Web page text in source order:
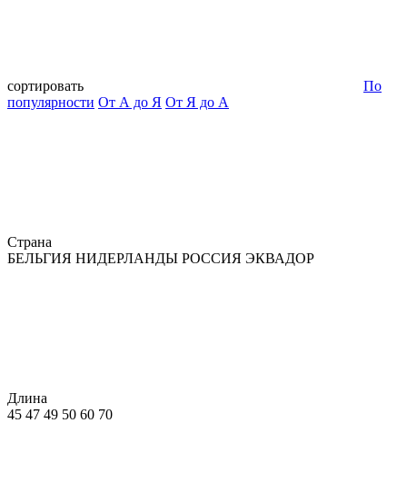
сортировать
По
популярности От А до Я От Я до А
Страна
БЕЛЬГИЯ НИДЕРЛАНДЫ РОССИЯ ЭКВАДОР
Длина
45 47 49 50 60 70